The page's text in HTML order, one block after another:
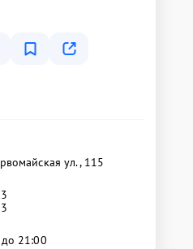
ул., 115
21:00